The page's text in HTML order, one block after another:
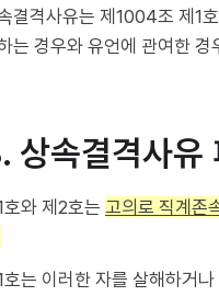
결격사유는 제1004조 제1
는 경우와 유언에 관여한 경
상속결격사유
호와 제2호는 고의로 직계존
호는 이러한 자를 살해하거